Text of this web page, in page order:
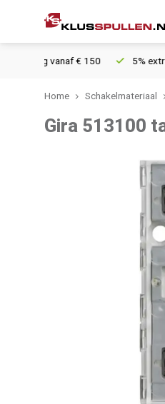
vanaf € 150 5% extra
Home Schakelmateriaal
Gira 513100